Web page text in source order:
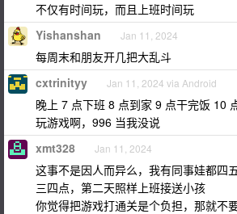
不仅有时间玩，而且上班时间玩
Yishanshan Jan 11, 2024
每周末和朋友开几把大乱斗
cxtrinityy Jan 11, 2024 via Android
晚上 7 点下班 8 点到家 9 点干完饭 10
玩游戏啊，996 当我没说
xmt328 Jan 11, 2024
这事不是因人而异么，我有同事娃都四
三四点，第二天照样上班接送小孩
你觉得把游戏打通关是个负担，那就不